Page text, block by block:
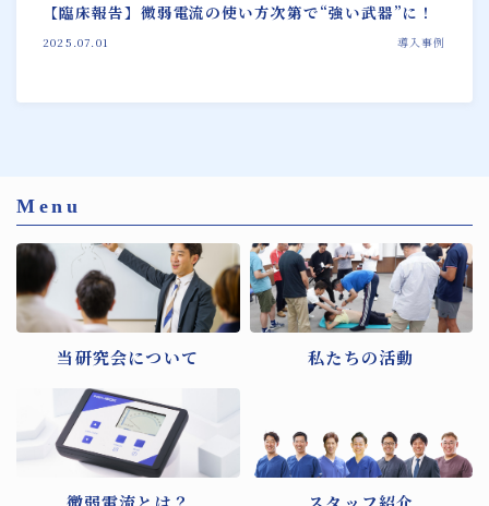
【臨床報告】微弱電流の使い方次第で“強い武器”に！
2025.07.01 導入事例
Menu
当研究会について 私たちの活動